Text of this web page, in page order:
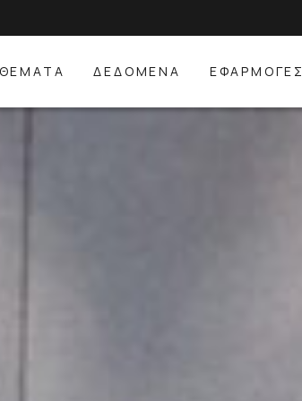
ΘΕΜΑΤΑ ΔΕΔΟΜΕΝΑ ΕΦΑΡΜΟΓΕΣ